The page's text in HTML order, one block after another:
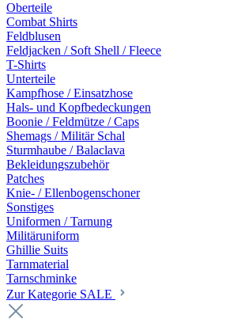
Oberteile
Combat Shirts
Feldblusen
Feldjacken / Soft Shell / Fleece
T-Shirts
Unterteile
Kampfhose / Einsatzhose
Hals- und Kopfbedeckungen
Boonie / Feldmütze / Caps
Shemags / Militär Schal
Sturmhaube / Balaclava
Bekleidungszubehör
Patches
Knie- / Ellenbogenschoner
Sonstiges
Uniformen / Tarnung
Militäruniform
Ghillie Suits
Tarnmaterial
Tarnschminke
Zur Kategorie SALE